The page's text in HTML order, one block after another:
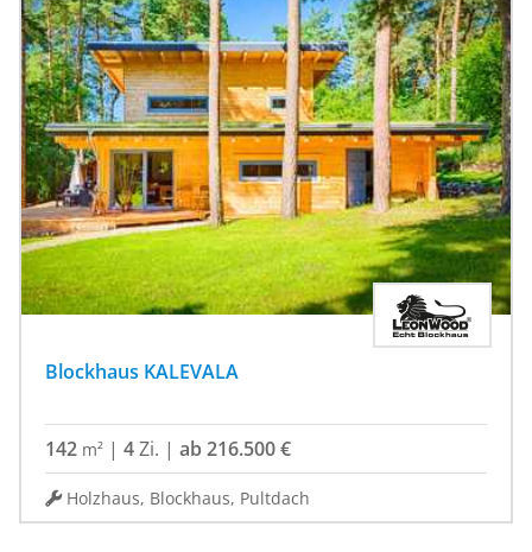
Blockhaus KALEVALA
142 m² | 4Zi. | ab 216.500 €
Holzhaus, Blockhaus, Pultdach